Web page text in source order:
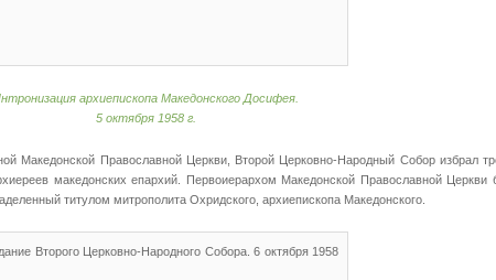
архиепископа Македонского Досифея.
5 октября 1958 г.
Македонской Православной Церкви, Второй Церковно-Народный Собор избрал
македонских епархий. Первоиерархом Македонской Православной Церкви
титулом митрополита Охридского, архиепископа Македонского.